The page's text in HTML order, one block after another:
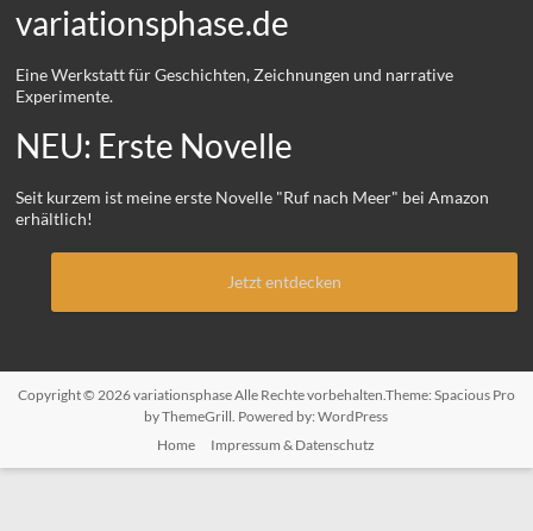
variationsphase.de
Eine Werkstatt für Geschichten, Zeichnungen und narrative
Experimente.
NEU: Erste Novelle
Seit kurzem ist meine erste Novelle "Ruf nach Meer" bei Amazon
erhältlich!
Jetzt entdecken
Copyright © 2026variationsphaseAlle Rechte vorbehalten.Theme: Spacious Pro
by ThemeGrill. Powered by:WordPress
Home
Impressum & Datenschutz